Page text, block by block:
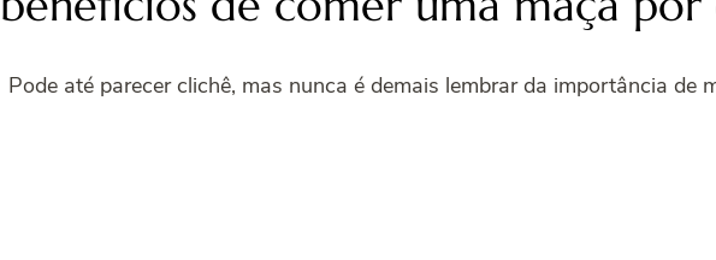
Pode até parecer clichê, mas nunca é demais lembrar da importância de